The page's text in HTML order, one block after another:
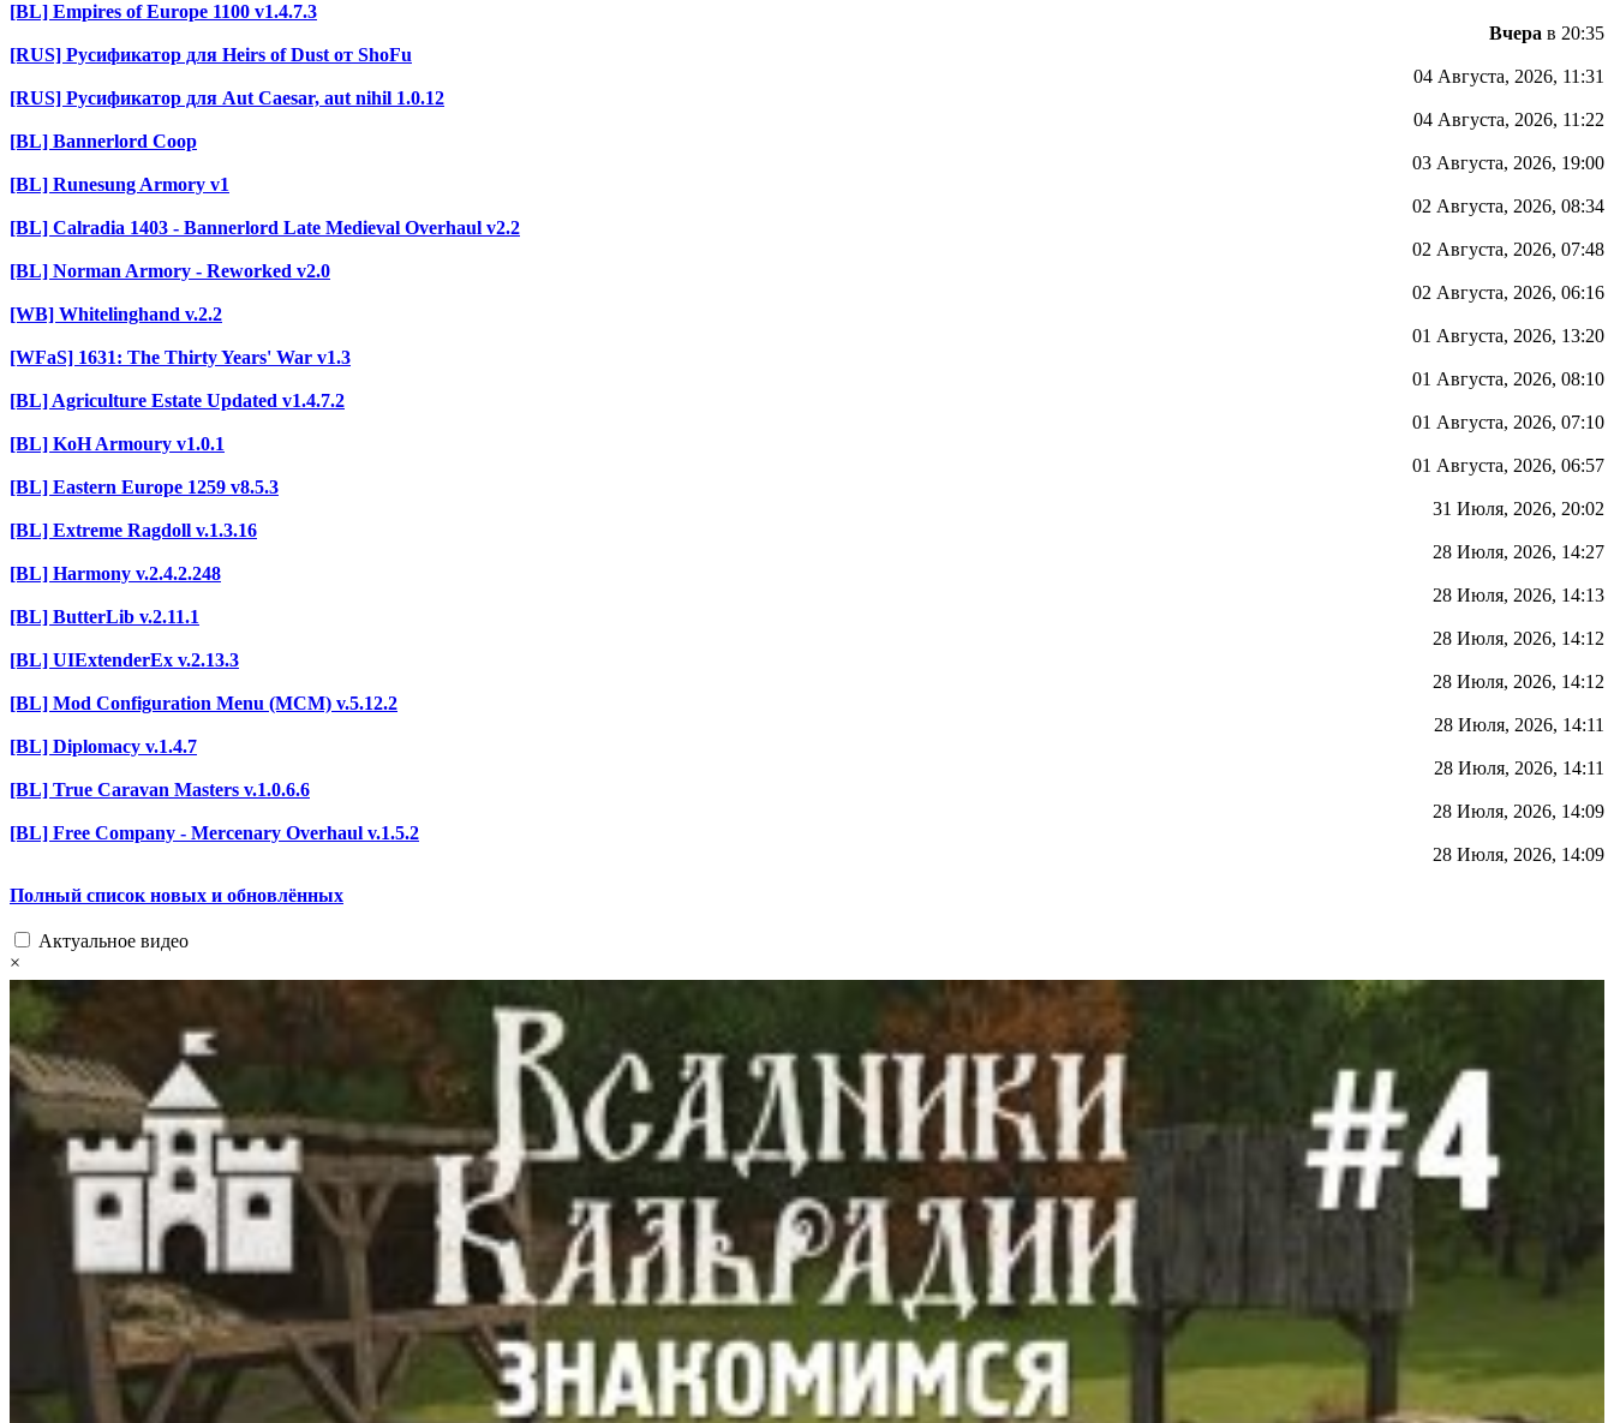
[BL] Empires of Europe 1100 v1.4.7.3
Вчера в 20:35
[RUS] Русификатор для Heirs of Dust от ShoFu
04 Августа, 2026, 11:31
[RUS] Русификатор для Aut Caesar, aut nihil 1.0.12
04 Августа, 2026, 11:22
[BL] Bannerlord Coop
03 Августа, 2026, 19:00
[BL] Runesung Armory v1
02 Августа, 2026, 08:34
[BL] Calradia 1403 - Bannerlord Late Medieval Overhaul v2.2
02 Августа, 2026, 07:48
[BL] Norman Armory - Reworked v2.0
02 Августа, 2026, 06:16
[WB] Whitelinghand v.2.2
01 Августа, 2026, 13:20
[WFaS] 1631: The Thirty Years' War v1.3
01 Августа, 2026, 08:10
[BL] Agriculture Estate Updated v1.4.7.2
01 Августа, 2026, 07:10
[BL] KoH Armoury v1.0.1
01 Августа, 2026, 06:57
[BL] Eastern Europe 1259 v8.5.3
31 Июля, 2026, 20:02
[BL] Extreme Ragdoll v.1.3.16
28 Июля, 2026, 14:27
[BL] Harmony v.2.4.2.248
28 Июля, 2026, 14:13
[BL] ButterLib v.2.11.1
28 Июля, 2026, 14:12
[BL] UIExtenderEx v.2.13.3
28 Июля, 2026, 14:12
[BL] Mod Configuration Menu (MCM) v.5.12.2
28 Июля, 2026, 14:11
[BL] Diplomacy v.1.4.7
28 Июля, 2026, 14:11
[BL] True Caravan Masters v.1.0.6.6
28 Июля, 2026, 14:09
[BL] Free Company - Mercenary Overhaul v.1.5.2
28 Июля, 2026, 14:09
Полный список новых и обновлённых
Актуальное видео
×